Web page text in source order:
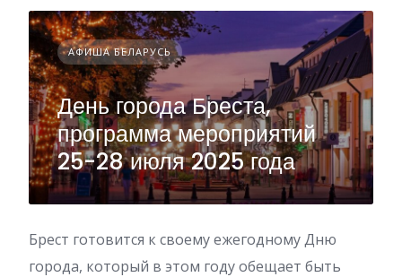
АФИША БЕЛАРУСЬ
День города Бреста,
программа мероприятий
25-28 июля 2025 года
Брест готовится к своему ежегодному Дню
города, который в этом году обещает быть